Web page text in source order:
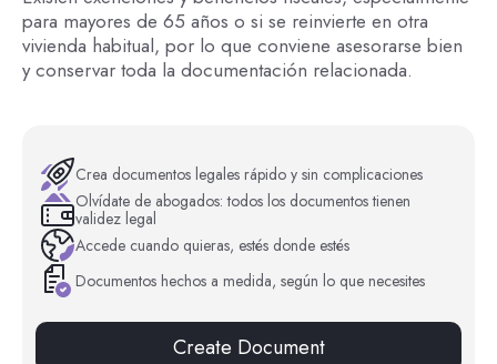
para mayores de 65 años o si se reinvierte en otra
vivienda habitual, por lo que conviene asesorarse bien
y conservar toda la documentación relacionada.
Crea documentos legales rápido y sin complicaciones
Olvídate de abogados: todos los documentos tienen
validez legal
Accede cuando quieras, estés donde estés
Documentos hechos a medida, según lo que necesites
Create Document